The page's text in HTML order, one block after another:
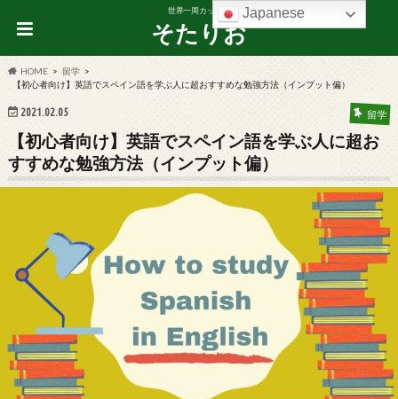
世界一周カップル
そたりお
HOME
留学
【初心者向け】英語でスペイン語を学ぶ人に超おすすめな勉強方法（インプット偏）
2021.02.05 留学
【初心者向け】英語でスペイン語を学ぶ人に超お
すすめな勉強方法（インプット偏）
Japanese